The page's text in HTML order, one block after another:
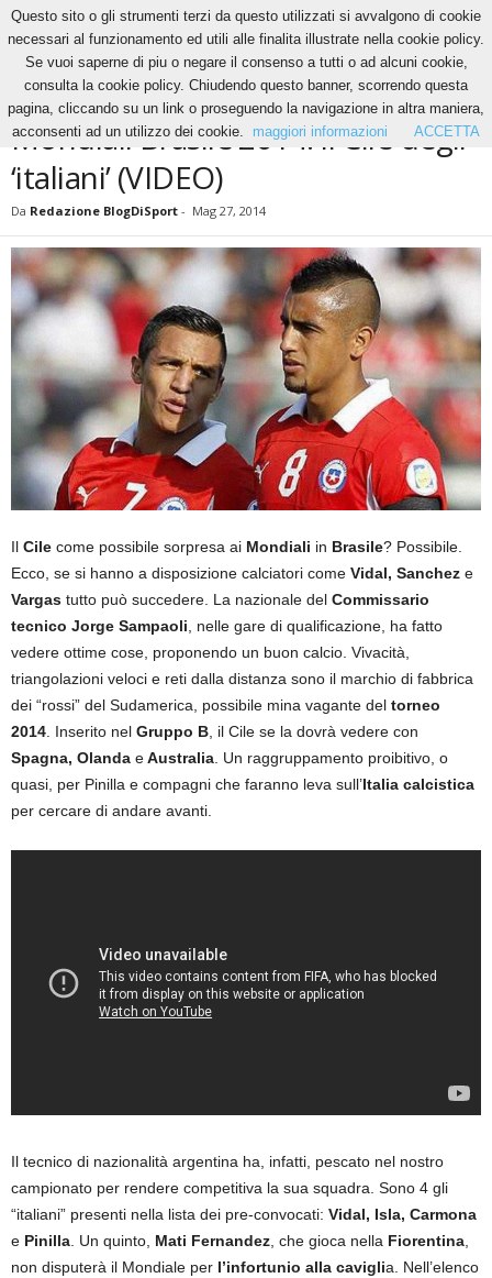
News Mondiali Brasile 2014: il Cile degli ‘italiani’ (VIDEO)
NEWS
Mondiali Brasile 2014: il Cile degli
‘italiani’ (VIDEO)
Da Redazione BlogDiSport - Mag 27, 2014
Il Cile come possibile sorpresa ai Mondiali in Brasile? Possibile.
Ecco, se si hanno a disposizione calciatori come Vidal, Sanchez e
Vargas tutto può succedere. La nazionale del Commissario
tecnico Jorge Sampaoli , nelle gare di qualificazione, ha fatto
vedere ottime cose, proponendo un buon calcio. Vivacità,
triangolazioni veloci e reti dalla distanza sono il marchio di fabbrica
dei “rossi” del Sudamerica, possibile mina vagante del torneo
2014 . Inserito nel Gruppo B , il Cile se la dovrà vedere con
Spagna, Olanda eAustralia . Un raggruppamento proibitivo, o
quasi, per Pinilla e compagni che faranno leva sull’Italia calcistica
per cercare di andare avanti.
Il tecnico di nazionalità argentina ha, infatti, pescato nel nostro
campionato per rendere competitiva la sua squadra. Sono 4 gli
“italiani” presenti nella lista dei pre-convocati: Vidal, Isla, Carmona
e Pinilla. Un quinto, Mati Fernandez, che gioca nella Fiorentina,
non disputerà il Mondiale per l’infortunio alla caviglia. Nell’elenco
Questo sito o gli strumenti terzi da questo utilizzati si avvalgono di cookie
necessari al funzionamento ed utili alle finalita illustrate nella cookie policy.
Se vuoi saperne di piu o negare il consenso a tutti o ad alcuni cookie,
consulta la cookie policy. Chiudendo questo banner, scorrendo questa
pagina, cliccando su un link o proseguendo la navigazione in altra maniera,
acconsenti ad un utilizzo dei cookie.
maggiori informazioni ACCETTA